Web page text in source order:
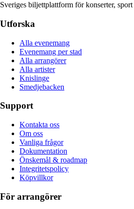
Sveriges biljettplattform för konserter,
Utforska
Alla evenemang
Evenemang per stad
Alla arrangörer
Alla artister
Knislinge
Smedjebacken
Support
Kontakta oss
Om oss
Vanliga frågor
Dokumentation
Önskemål & roadmap
Integritetspolicy
Köpvillkor
För arrangörer